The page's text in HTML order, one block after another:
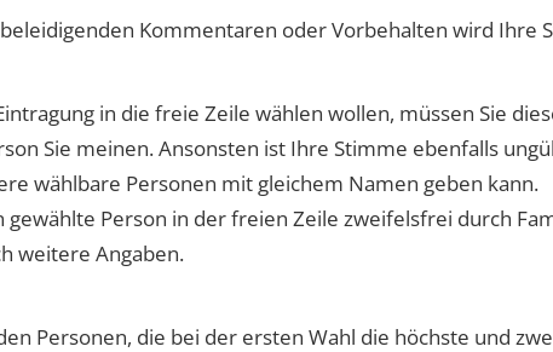
Kommentaren oder Vorbehalten wird Ihre
in die freie Zeile wählen wollen, müssen Sie
Sie meinen. Ansonsten ist Ihre Stimme ebenfalls
wählbare Personen mit gleichem Namen geben kann.
gewählte Person in der freien Zeile zweifelsfrei durch
weitere Angaben.
Personen, die bei der ersten Wahl die höchste und